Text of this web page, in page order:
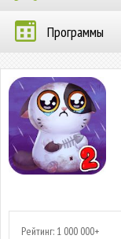
Программы
Рейтинг: 1 000 000+